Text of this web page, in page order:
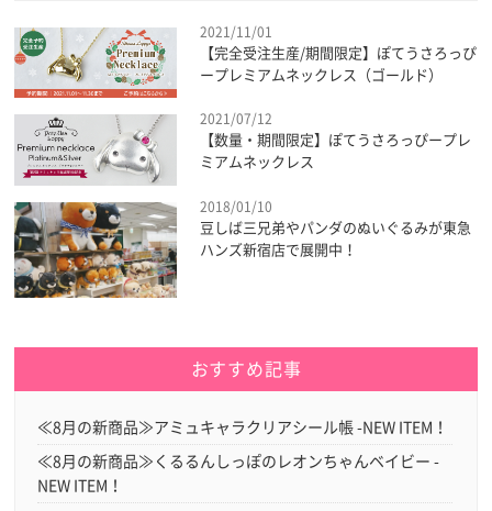
2021/11/01
【完全受注生産/期間限定】ぽてうさろっぴ
ープレミアムネックレス（ゴールド）
2021/07/12
【数量・期間限定】ぽてうさろっぴープレ
ミアムネックレス
2018/01/10
豆しば三兄弟やパンダのぬいぐるみが東急
ハンズ新宿店で展開中！
おすすめ記事
≪8月の新商品≫アミュキャラクリアシール帳 -NEW ITEM！
≪8月の新商品≫くるるんしっぽのレオンちゃんベイビー -
NEW ITEM！